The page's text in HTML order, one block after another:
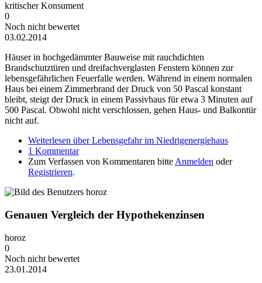
kritischer Konsument
0
Noch nicht bewertet
03.02.2014
Häuser in hochgedämmter Bauweise mit rauchdichten
Brandschutztüren und dreifachverglasten Fenstern können zur
lebensgefährlichen Feuerfalle werden. Während in einem normalen
Haus bei einem Zimmerbrand der Druck von 50 Pascal konstant
bleibt, steigt der Druck in einem Passivhaus für etwa 3 Minuten auf
500 Pascal. Obwohl nicht verschlossen, gehen Haus- und Balkontür
nicht auf.
Weiterlesen über Lebensgefahr im Niedrigenergiehaus
1 Kommentar
Zum Verfassen von Kommentaren bitteAnmelden oder
Registrieren.
Genauen Vergleich der Hypothekenzinsen
horoz
0
Noch nicht bewertet
23.01.2014